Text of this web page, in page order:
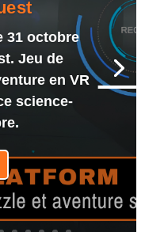
31 octobre
Jeu de
en VR
science-